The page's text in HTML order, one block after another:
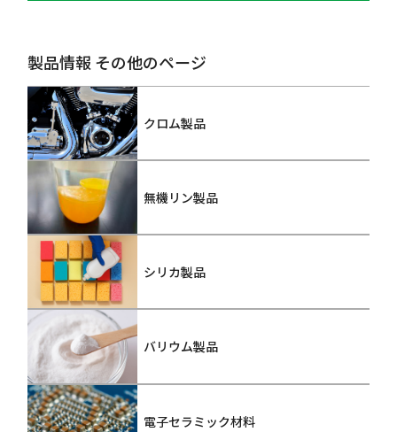
製品情報 その他のページ
クロム製品
無機リン製品
シリカ製品
バリウム製品
電子セラミック材料